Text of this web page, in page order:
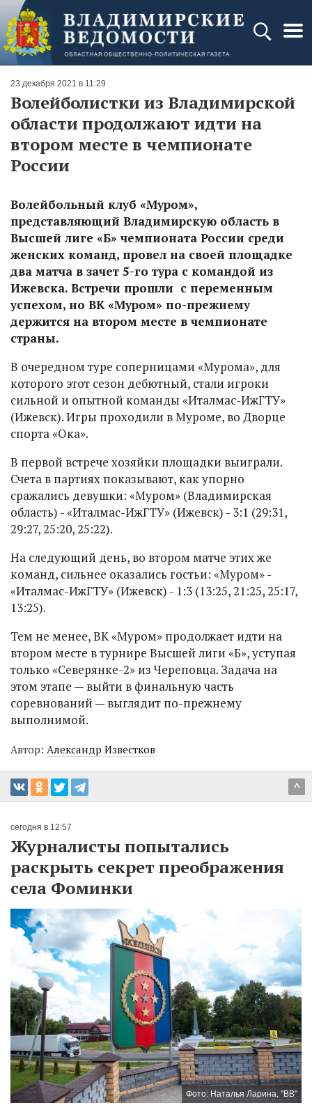
23 декабря 2021 в 11:29
Волейболистки из Владимирской
области продолжают идти на
втором месте в чемпионате
России
Волейбольный клуб «Муром»,
представляющий Владимирскую область в
Высшей лиге «Б» чемпионата России среди
женских команд, провел на своей площадке
два матча в зачет 5-го тура с командой из
Ижевска. Встречи прошли с переменным
успехом, но ВК «Муром» по-прежнему
держится на втором месте в чемпионате
страны.
В очередном туре соперницами «Мурома», для
которого этот сезон дебютный, стали игроки
сильной и опытной команды «Италмас-ИжГТУ»
(Ижевск). Игры проходили в Муроме, во Дворце
спорта «Ока».
В первой встрече хозяйки площадки выиграли.
Счета в партиях показывают, как упорно
сражались девушки: «Муром» (Владимирская
область) - «Италмас-ИжГТУ» (Ижевск) - 3:1 (29:31,
29:27, 25:20, 25:22).
На следующий день, во втором матче этих же
команд, сильнее оказались гостьи: «Муром» -
«Италмас-ИжГТУ» (Ижевск) - 1:3 (13:25, 21:25, 25:17,
13:25).
Тем не менее, ВК «Муром» продолжает идти на
втором месте в турнире Высшей лиги «Б», уступая
только «Северянке-2» из Череповца. Задача на
этом этапе — выйти в финальную часть
соревнований — выглядит по-прежнему
выполнимой.
Автор: Александр Известков
^
сегодня в 12:57
Журналисты попытались
раскрыть секрет преображения
села Фоминки
Фото: Наталья Ларина, "ВВ"